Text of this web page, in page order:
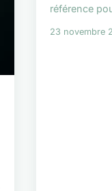
référence
23 novembre